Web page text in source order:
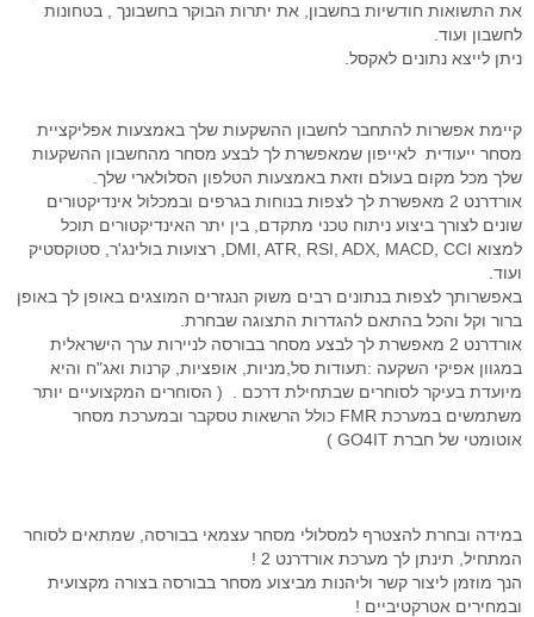
את התשואות חודשיות בחשבון, את יתרות הבוקר בחשבונך , בטחונות
לחשבון ועוד.
ניתן לייצא נתונים לאקסל.
קיימת אפשרות להתחבר לחשבון ההשקעות שלך באמצעות אפליקציית
מסחר ייעודית לאייפון שמאפשרת לך לבצע מסחר מהחשבון ההשקעות
שלך מכל מקום בעולם וזאת באמצעות הטלפון הסלולארי שלך.
אורדרנט 2 מאפשרת לך לצפות בנוחות בגרפים ובמכלול אינדיקטורים
שונים לצורך ביצוע ניתוח טכני מתקדם, בין יתר האינדיקטורים תוכל
למצוא DMI, ATR, RSI, ADX, MACD, CCI, רצועות בולינג'ר, סטוקסטיק
ועוד.
באפשרותך לצפות בנתונים רבים משוק הנגזרים המוצגים באופן לך באופן
ברור וקל והכל בהתאם להגדרות התצוגה שבחרת.
אורדרנט 2 מאפשרת לך לבצע מסחר בבורסה לניירות ערך הישראלית
במגוון אפיקי השקעה :תעודות סל,מניות, אופציות, קרנות ואג"ח והיא
מיועדת בעיקר לסוחרים שבתחילת דרכם . ( הסוחרים המקצועיים יותר
משתמשים במערכת FMR כולל הרשאות טסקבר ובמערכת מסחר
אוטומטי של חברת GO4IT )
במידה ובחרת להצטרף למסלולי מסחר עצמאי בבורסה, שמתאים לסוחר
המתחיל, תינתן לך מערכת אורדרנט 2 !
הנך מוזמן ליצור קשר וליהנות מביצוע מסחר בבורסה בצורה מקצועית
ובמחירים אטרקטיביים !